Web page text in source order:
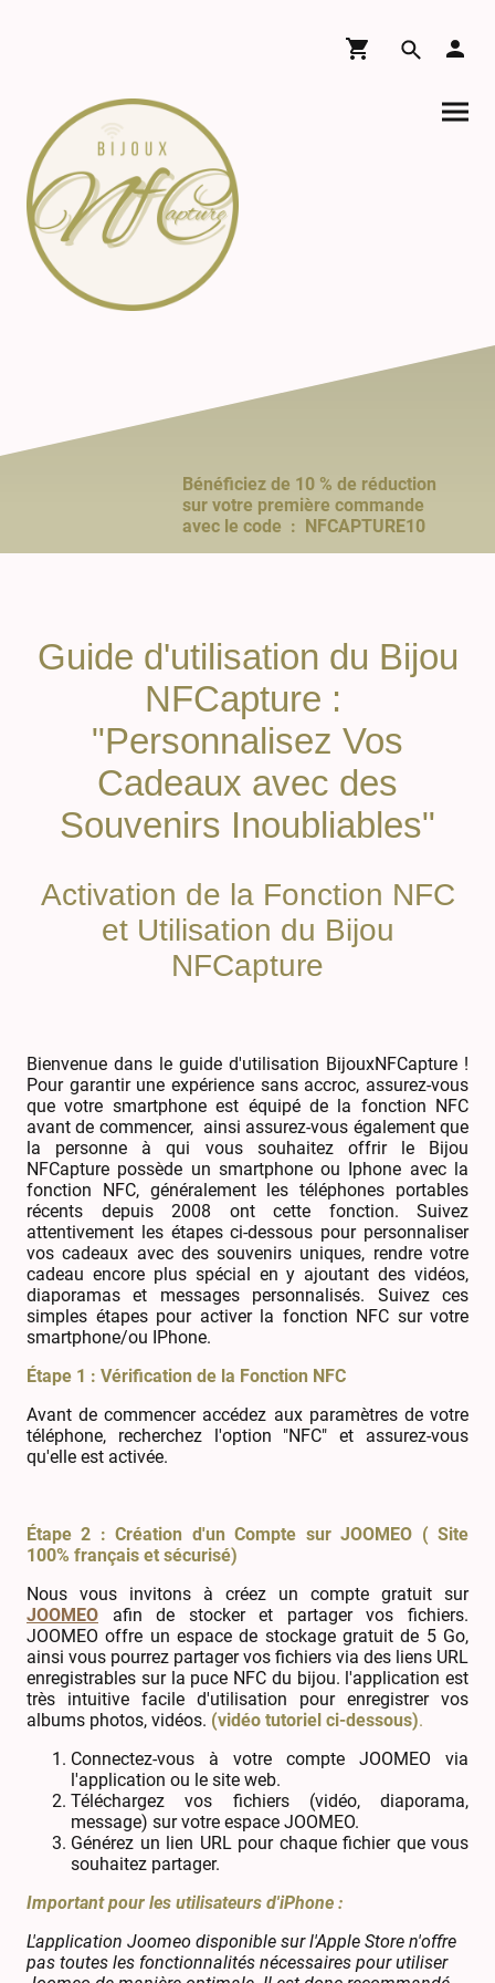
Bénéficiez de 10 % de réduction
sur votre première commande
avec le code : NFCAPTURE10
Guide d'utilisation du Bijou
NFCapture :
"Personnalisez Vos
Cadeaux avec des
Souvenirs Inoubliables"
Activation de la Fonction NFC
et Utilisation du Bijou
NFCapture
Bienvenue dans le guide d'utilisation BijouxNFCapture !
Pour garantir une expérience sans accroc, assurez-vous
que votre smartphone est équipé de la fonction NFC
avant de commencer, ainsi assurez-vous également que
la personne à qui vous souhaitez offrir le Bijou
NFCapture possède un smartphone ou Iphone avec la
fonction NFC, généralement les téléphones portables
récents depuis 2008 ont cette fonction. Suivez
attentivement les étapes ci-dessous pour personnaliser
vos cadeaux avec des souvenirs uniques, rendre votre
cadeau encore plus spécial en y ajoutant des vidéos,
diaporamas et messages personnalisés. Suivez ces
simples étapes pour activer la fonction NFC sur votre
smartphone/ou IPhone.
Étape 1 : Vérification de la Fonction NFC
Avant de commencer accédez aux paramètres de votre
téléphone, recherchez l'option "NFC" et assurez-vous
qu'elle est activée.
Étape 2 : Création d'un Compte sur JOOMEO ( Site
100% français et sécurisé)
Nous vous invitons à créez un compte gratuit sur
JOOMEO afin de stocker et partager vos fichiers.
JOOMEO offre un espace de stockage gratuit de 5 Go,
ainsi vous pourrez partager vos fichiers via des liens URL
enregistrables sur la puce NFC du bijou. l'application est
très intuitive facile d'utilisation pour enregistrer vos
albums photos, vidéos. (vidéo tutoriel ci-dessous).
Connectez-vous à votre compte JOOMEO via
l'application ou le site web.
Téléchargez vos fichiers (vidéo, diaporama,
message) sur votre espace JOOMEO.
Générez un lien URL pour chaque fichier que vous
souhaitez partager.
Important pour les utilisateurs d'iPhone :
L'application Joomeo disponible sur l'Apple Store n'offre
pas toutes les fonctionnalités nécessaires pour utiliser